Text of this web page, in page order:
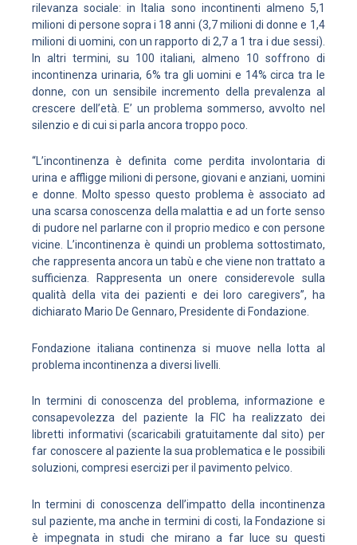
rilevanza sociale: in Italia sono incontinenti almeno 5,1
milioni di persone sopra i 18 anni (3,7 milioni di donne e 1,4
milioni di uomini, con un rapporto di 2,7 a 1 tra i due sessi).
In altri termini, su 100 italiani, almeno 10 soffrono di
incontinenza urinaria, 6% tra gli uomini e 14% circa tra le
donne, con un sensibile incremento della prevalenza al
crescere dell’età. E’ un problema sommerso, avvolto nel
silenzio e di cui si parla ancora troppo poco.
“L’incontinenza è definita come perdita involontaria di
urina e affligge milioni di persone, giovani e anziani, uomini
e donne. Molto spesso questo problema è associato ad
una scarsa conoscenza della malattia e ad un forte senso
di pudore nel parlarne con il proprio medico e con persone
vicine. L’incontinenza è quindi un problema sottostimato,
che rappresenta ancora un tabù e che viene non trattato a
sufficienza. Rappresenta un onere considerevole sulla
qualità della vita dei pazienti e dei loro caregivers”, ha
dichiarato Mario De Gennaro, Presidente di Fondazione.
Fondazione italiana continenza si muove nella lotta al
problema incontinenza a diversi livelli.
In termini di conoscenza del problema, informazione e
consapevolezza del paziente la FIC ha realizzato dei
libretti informativi (scaricabili gratuitamente dal sito) per
far conoscere al paziente la sua problematica e le possibili
soluzioni, compresi esercizi per il pavimento pelvico.
In termini di conoscenza dell’impatto della incontinenza
sul paziente, ma anche in termini di costi, la Fondazione si
è impegnata in studi che mirano a far luce su questi